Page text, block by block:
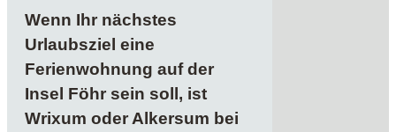
Wenn Ihr nächstes
Urlaubsziel eine
Ferienwohnung auf der
Insel Föhr sein soll, ist
Wrixum oder Alkersum bei